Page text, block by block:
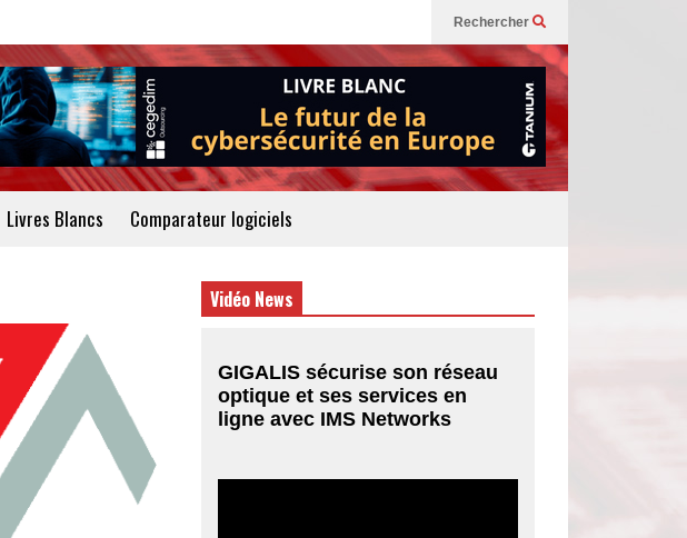
Rechercher
Livres Blancs Comparateur logiciels
Vidéo News
GIGALIS sécurise son réseau
optique et ses services en
ligne avec IMS Networks